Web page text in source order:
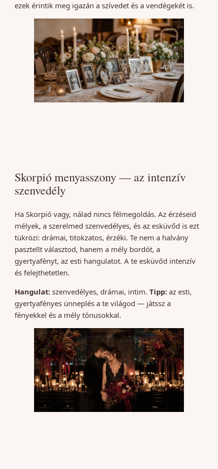
ezek érintik meg igazán a szívedet és a vendégekét is.
Skorpió menyasszony — az intenzív
szenvedély
Ha Skorpió vagy, nálad nincs félmegoldás. Az érzéseid
mélyek, a szerelmed szenvedélyes, és az esküvőd is ezt
tükrözi: drámai, titokzatos, érzéki. Te nem a halvány
pasztellt választod, hanem a mély bordót, a
gyertyafényt, az esti hangulatot. A te esküvőd intenzív
és felejthetetlen.
Hangulat: szenvedélyes, drámai, intim. Tipp: az esti,
gyertyafényes ünneplés a te világod — játssz a
fényekkel és a mély tónusokkal.